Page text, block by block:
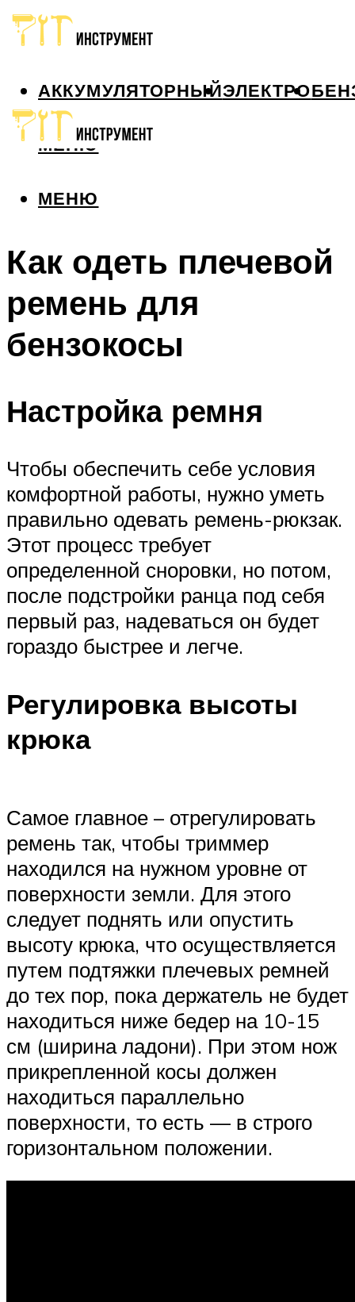
АККУМУЛЯТОРНЫЙЭЛЕКТРО
МЕНЮ
МЕНЮ
Как одеть плечевой
ремень для
бензокосы
Настройка ремня
Чтобы обеспечить себе условия
комфортной работы, нужно уметь
правильно одевать ремень-рюкзак.
Этот процесс требует
определенной сноровки, но потом,
после подстройки ранца под себя
первый раз, надеваться он будет
гораздо быстрее и легче.
Регулировка высоты
крюка
Самое главное – отрегулировать
ремень так, чтобы триммер
находился на нужном уровне от
поверхности земли. Для этого
следует поднять или опустить
высоту крюка, что осуществляется
путем подтяжки плечевых ремней
до тех пор, пока держатель не будет
находиться ниже бедер на 10-15
см (ширина ладони). При этом нож
прикрепленной косы должен
находиться параллельно
поверхности, то есть — в строго
горизонтальном положении.